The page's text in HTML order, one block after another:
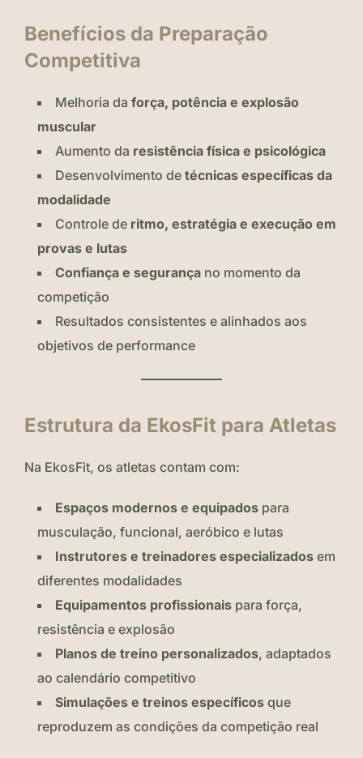
Benefícios da Preparação
Competitiva
Melhoria da força, potência e explosão
muscular
Aumento da resistência física e psicológica
Desenvolvimento de técnicas específicas da
modalidade
Controle de ritmo, estratégia e execução em
provas e lutas
Confiança e segurança no momento da
competição
Resultados consistentes e alinhados aos
objetivos de performance
Estrutura da EkosFit para Atletas
Na EkosFit, os atletas contam com:
Espaços modernos e equipados para
musculação, funcional, aeróbico e lutas
Instrutores e treinadores especializados em
diferentes modalidades
Equipamentos profissionais para força,
resistência e explosão
Planos de treino personalizados, adaptados
ao calendário competitivo
Simulações e treinos específicos que
reproduzem as condições da competição real